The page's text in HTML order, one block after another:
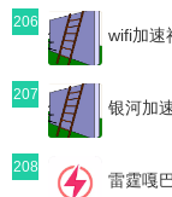
206
wifi加速
207
银河加
208
雷霆嘎